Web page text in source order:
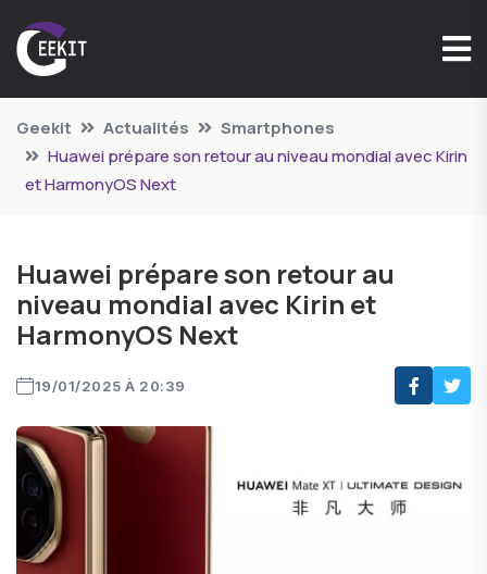
Geekit Actualités
Smartphones
Huawei prépare son retour au niveau mondial avec Kirin
et HarmonyOS Next
Huawei prépare son retour au
niveau mondial avec Kirin et
HarmonyOS Next
19/01/2025 À 20:39